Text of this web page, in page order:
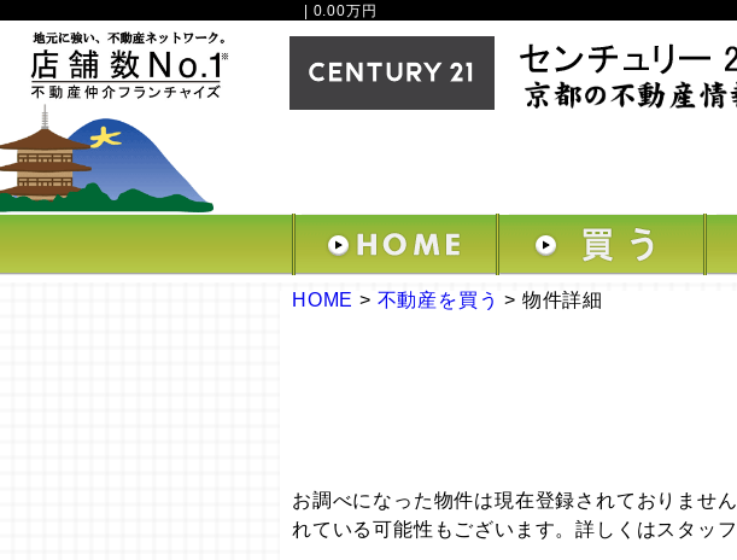
| 0.00万円
HOME > 不動産を買う > 物件詳細
お調べになった物件は現在登録されておりませ
れている可能性もございます。詳しくはスタッ